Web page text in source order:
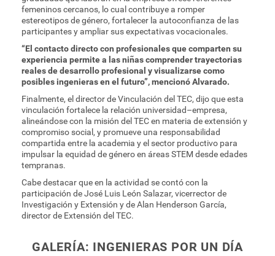
femeninos cercanos, lo cual contribuye a romper
estereotipos de género, fortalecer la autoconfianza de las
participantes y ampliar sus expectativas vocacionales.
“El contacto directo con profesionales que comparten su
experiencia permite a las niñas comprender trayectorias
reales de desarrollo profesional y visualizarse como
posibles ingenieras en el futuro”, mencionó Alvarado.
Finalmente, el director de Vinculación del TEC, dijo que esta
vinculación fortalece la relación universidad–empresa,
alineándose con la misión del TEC en materia de extensión y
compromiso social, y promueve una responsabilidad
compartida entre la academia y el sector productivo para
impulsar la equidad de género en áreas STEM desde edades
tempranas.
Cabe destacar que en la actividad se contó con la
participación de José Luis León Salazar, vicerrector de
Investigación y Extensión y de Alan Henderson García,
director de Extensión del TEC.
GALERÍA: INGENIERAS POR UN DÍA